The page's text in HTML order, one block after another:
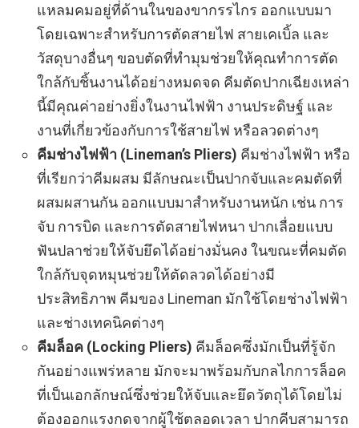
แหลมคมอยู่ที่ด้านในของขากรรไกร ออกแบบมา
โดยเฉพาะสำหรับการตัดสายไฟ สายเคเบิ้ล และ
วัสดุบางอื่นๆ ขอบตัดที่ทำมุมช่วยให้คุณทำการตัด
ใกล้กับชิ้นงานได้อย่างหมดจด คีมตัดปากเฉียงเหล่า
นี้มีคุณค่าอย่างยิ่งในงานไฟฟ้า งานประดิษฐ์ และ
งานที่เกี่ยวข้องกับการใช้สายไฟ หรือลวดต่างๆ
คีมช่างไฟฟ้า (Lineman’s Pliers) คีมช่างไฟฟ้า หรือ
ที่เรียกว่าคีมผสม มีลักษณะเป็นปากจับและคมตัดที่
ผสมผสานกัน ออกแบบมาสำหรับงานหนัก เช่น การ
จับ การบิด และการตัดสายไฟหนา ปากเลื่อยแบบ
ฟันปลาช่วยให้จับยึดได้อย่างมั่นคง ในขณะที่คมตัด
ใกล้กับจุดหมุนช่วยให้ตัดลวดได้อย่างมี
ประสิทธิภาพ คีมของ Lineman มักใช้โดยช่างไฟฟ้า
และช่างเทคนิคต่างๆ
คีมล็อค (Locking Pliers) คีมล็อคซึ่งมักเป็นที่รู้จัก
กันอย่างแพร่หลาย มักจะมาพร้อมกับกลไกการล็อค
ที่เป็นเอกลักษณ์ซึ่งช่วยให้จับและยึดวัตถุได้โดยไม่
ต้องออกแรงกดจากผู้ใช้ตลอดเวลา ปากคีบสามารถ